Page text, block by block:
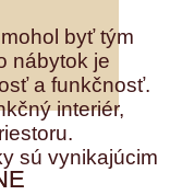
byť tým
nábytok je
a funkčnosť.
interiér,
sú vynikajúcim